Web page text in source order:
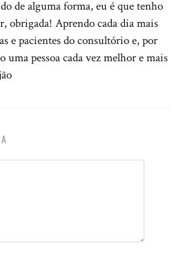
de alguma forma, eu é que tenho
obrigada! Aprendo cada dia mais
e pacientes do consultório e, por
uma pessoa cada vez melhor e mais